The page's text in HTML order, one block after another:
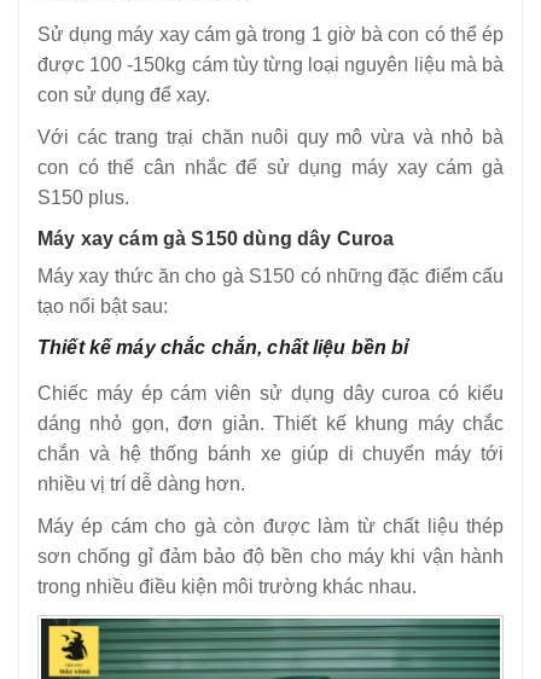
Sử dụng máy xay cám gà trong 1 giờ bà con có thể ép
được 100 -150kg cám tùy từng loại nguyên liệu mà bà
con sử dụng để xay.
Với các trang trại chăn nuôi quy mô vừa và nhỏ bà
con có thể cân nhắc để sử dụng máy xay cám gà
S150 plus.
Máy xay cám gà S150 dùng dây Curoa
Máy xay thức ăn cho gà S150 có những đặc điểm cấu
tạo nổi bật sau:
Thiết kế máy chắc chắn, chất liệu bền bỉ
Chiếc máy ép cám viên sử dụng dây curoa có kiểu
dáng nhỏ gọn, đơn giản. Thiết kế khung máy chắc
chắn và hệ thống bánh xe giúp di chuyển máy tới
nhiều vị trí dễ dàng hơn.
Máy ép cám cho gà còn được làm từ chất liệu thép
sơn chống gỉ đảm bảo độ bền cho máy khi vận hành
trong nhiều điều kiện môi trường khác nhau.